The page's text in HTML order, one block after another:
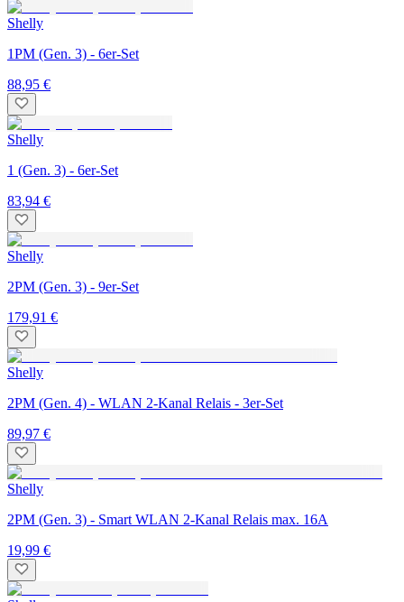
Shelly
1PM (Gen. 3) - 6er-Set
88,95 €
Shelly
1 (Gen. 3) - 6er-Set
83,94 €
Shelly
2PM (Gen. 3) - 9er-Set
179,91 €
Shelly
2PM (Gen. 4) - WLAN 2-Kanal Relais - 3er-Set
89,97 €
Shelly
2PM (Gen. 3) - Smart WLAN 2-Kanal Relais max. 16A
19,99 €